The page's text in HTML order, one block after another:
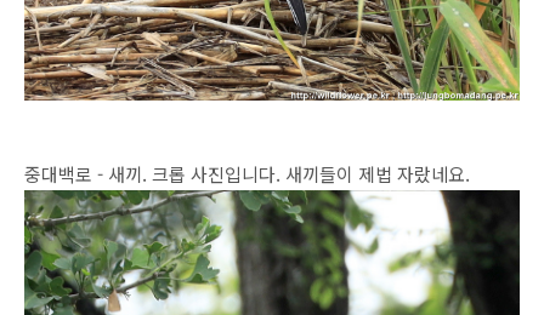
중대백로 - 새끼. 크롭 사진입니다. 새끼들이 제법 자랐네요.